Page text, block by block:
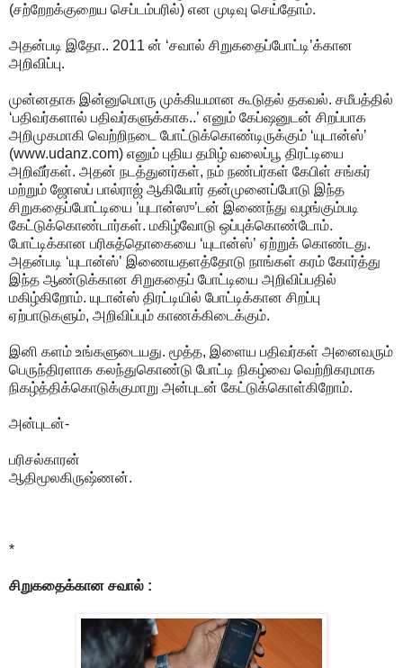
(சற்றேறக்குறைய செப்டம்பரில்) என முடிவு செய்தோம்.
அதன்படி இதோ.. 2011 ன் ‘சவால் சிறுகதைப்போட்டி’க்கான
அறிவிப்பு.
முன்னதாக இன்னுமொரு முக்கியமான கூடுதல் தகவல். சமீபத்தில்
‘பதிவர்களால் பதிவர்களுக்காக..’ எனும் கேப்ஷனுடன் சிறப்பாக
அறிமுகமாகி வெற்றிநடை போட்டுக்கொண்டிருக்கும் ‘யுடான்ஸ்’
(www.udanz.com) எனும் புதிய தமிழ் வலைப்பூ திரட்டியை
அறிவீர்கள். அதன் நடத்துனர்கள், நம் நண்பர்கள் கேபிள் சங்கர்
மற்றும் ஜோஸப் பால்ராஜ் ஆகியோர் தன்முனைப்போடு இந்த
சிறுகதைப்போட்டியை ’யுடான்ஸு’டன் இணைந்து வழங்கும்படி
கேட்டுக்கொண்டார்கள். மகிழ்வோடு ஒப்புக்கொண்டோம்.
போட்டிக்கான பரிசுத்தொகையை ‘யுடான்ஸ்’ ஏற்றுக் கொண்டது.
அதன்படி ‘யுடான்ஸ்’ இணையதளத்தோடு நாங்கள் கரம் கோர்த்து
இந்த ஆண்டுக்கான சிறுகதைப் போட்டியை அறிவிப்பதில்
மகிழ்கிறோம். யுடான்ஸ் திரட்டியில் போட்டிக்கான சிறப்பு
ஏற்பாடுகளும், அறிவிப்பும் காணக்கிடைக்கும்.
இனி களம் உங்களுடையது. மூத்த, இளைய பதிவர்கள் அனைவரும்
பெருந்திரளாக கலந்துகொண்டு போட்டி நிகழ்வை வெற்றிகரமாக
நிகழ்த்திக்கொடுக்குமாறு அன்புடன் கேட்டுக்கொள்கிறோம்.
அன்புடன்-
பரிசல்காரன்
ஆதிமூலகிருஷ்ணன்.
*
சிறுகதைக்கான சவால் :